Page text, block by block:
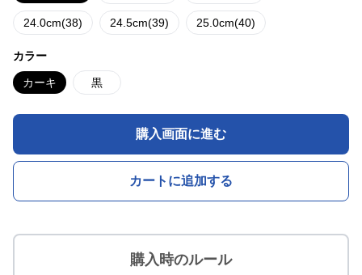
24.0cm(38) 24.5cm(39) 25.0cm(40)
カラー
カーキ 黒
購入画面に進む
カートに追加する
購入時のルール